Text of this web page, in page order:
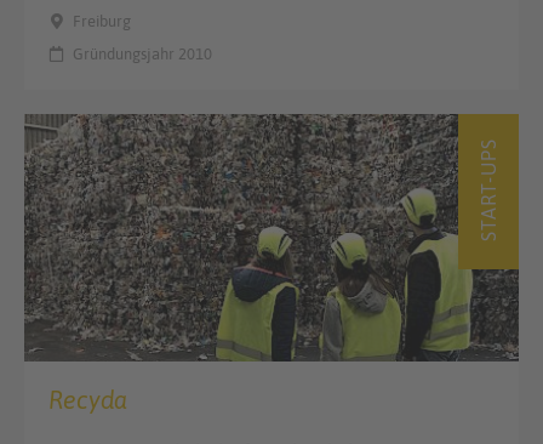
Freiburg
Gründungsjahr 2010
START-UPS
Recyda